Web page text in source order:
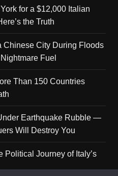
for a $12,000 Italian
the Truth
Chinese City During Floods
Fuel
Than 150 Countries
Earthquake Rubble —
Will Destroy You
Political Journey of Italy’s